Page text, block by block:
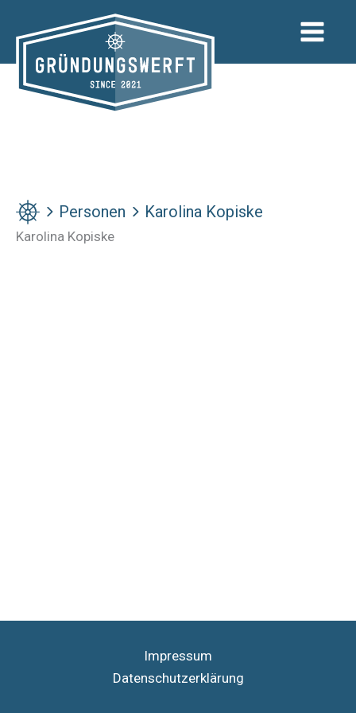
Inhalt
springen
Personen Karolina Kopiske
Karolina Kopiske
Impressum
Datenschutzerklärung